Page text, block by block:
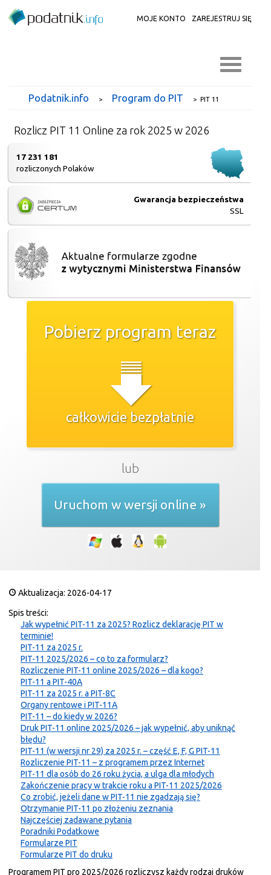
MOJE KONTO ZAREJESTRUJ SIĘ
Podatnik.info > Program do PIT > PIT 11
Rozlicz PIT 11 Online za rok 2025 w 2026
17 231 181
rozliczonych Polaków
Gwarancja bezpieczeństwa
SSL
Pobierz program teraz
całkowicie bezpłatnie
lub
Uruchom w wersji online »
Aktualizacja: 2026-04-17
Spis treści:
Jak wypełnić PIT-11 za 2025? Rozlicz deklarację PIT w
terminie!
PIT-11 za 2025 r.
PIT-11 2025/2026 – co to za formularz?
Rozliczenie PIT-11 online 2025/2026 – dla kogo?
PIT-11 a PIT-40A
PIT-11 za 2025 r. a PIT-8C
Organy rentowe i PIT-11A
PIT-11 – do kiedy w 2026?
Druk PIT-11 online 2025/2026 – jak wypełnić, aby uniknąć
błędu?
PIT-11 (w wersji nr 29) za 2025 r. – część E, F, G PIT-11
Rozliczenie PIT-11 – z programem przez Internet
PIT-11 dla osób do 26 roku życia, a ulga dla młodych
Zakończenie pracy w trakcie roku a PIT-11 2025/2026
Co zrobić, jeżeli dane w PIT-11 nie zgadzają się?
Otrzymanie PIT-11 po złożeniu zeznania
Najczęściej zadawane pytania
Poradniki Podatkowe
Formularze PIT
Formularze PIT do druku
Programem PIT pro 2025/2026 rozliczysz każdy rodzaj druków